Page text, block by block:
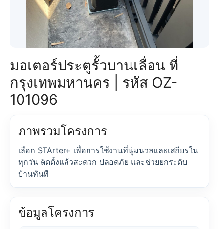
มอเตอร์ประตูรั้วบานเลื่อน ที่
กรุงเทพมหานคร | รหัส OZ-
101096
ภาพรวมโครงการ
เลือก STArter+ เพื่อการใช้งานที่นุ่มนวลและเสถียรใน
ทุกวัน ติดตั้งแล้วสะดวก ปลอดภัย และช่วยยกระดับ
บ้านทันที
ข้อมูลโครงการ